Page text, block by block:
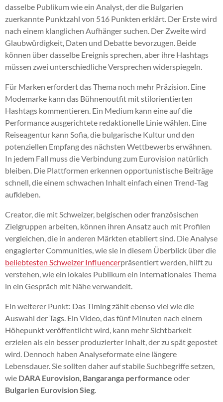
dasselbe Publikum wie ein Analyst, der die Bulgarien
zuerkannte Punktzahl von 516 Punkten erklärt. Der Erste wird
nach einem klanglichen Aufhänger suchen. Der Zweite wird
Glaubwürdigkeit, Daten und Debatte bevorzugen. Beide
können über dasselbe Ereignis sprechen, aber ihre Hashtags
müssen zwei unterschiedliche Versprechen widerspiegeln.
Für Marken erfordert das Thema noch mehr Präzision. Eine
Modemarke kann das Bühnenoutfit mit stilorientierten
Hashtags kommentieren. Ein Medium kann eine auf die
Performance ausgerichtete redaktionelle Linie wählen. Eine
Reiseagentur kann Sofia, die bulgarische Kultur und den
potenziellen Empfang des nächsten Wettbewerbs erwähnen.
In jedem Fall muss die Verbindung zum Eurovision natürlich
bleiben. Die Plattformen erkennen opportunistische Beiträge
schnell, die einem schwachen Inhalt einfach einen Trend-Tag
aufkleben.
Creator, die mit Schweizer, belgischen oder französischen
Zielgruppen arbeiten, können ihren Ansatz auch mit Profilen
vergleichen, die in anderen Märkten etabliert sind. Die Analyse
engagierter Communities, wie sie in diesem Überblick über die
beliebtesten Schweizer Influencerpräsentiert werden, hilft zu
verstehen, wie ein lokales Publikum ein internationales Thema
in ein Gespräch mit Nähe verwandelt.
Ein weiterer Punkt: Das Timing zählt ebenso viel wie die
Auswahl der Tags. Ein Video, das fünf Minuten nach einem
Höhepunkt veröffentlicht wird, kann mehr Sichtbarkeit
erzielen als ein besser produzierter Inhalt, der zu spät gepostet
wird. Dennoch haben Analyseformate eine längere
Lebensdauer. Sie sollten daher auf stabile Suchbegriffe setzen,
wie DARA Eurovision Bangaranga performance oder
Bulgarien Eurovision Sieg